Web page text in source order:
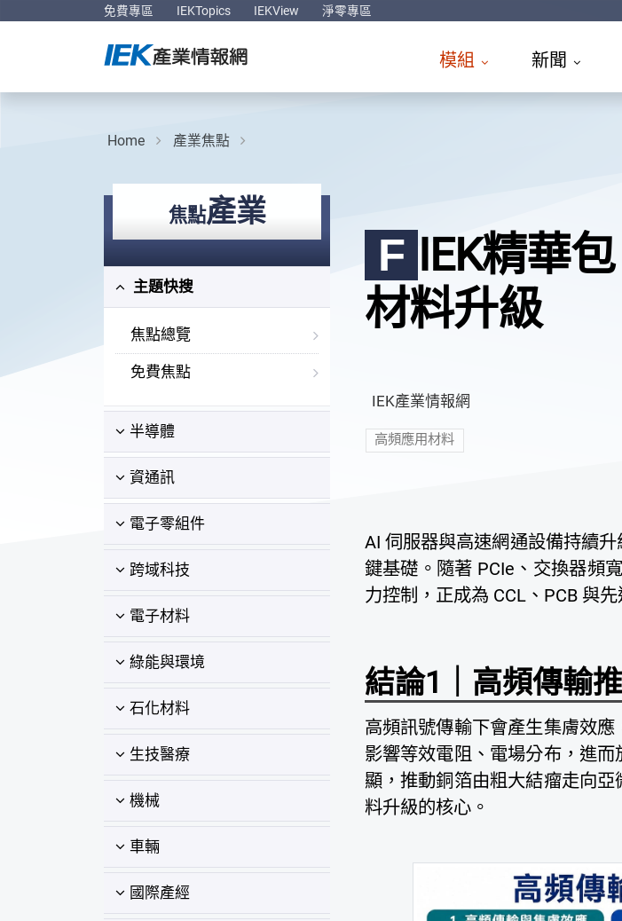
免費專區 IEKTopics IEKView 淨零專區
模組 新聞
Home 產業焦點
焦點產業
主題快搜
焦點總覽
免費焦點
半導體
資通訊
電子零組件
跨域科技
電子材料
綠能與環境
石化材料
生技醫療
機械
車輛
國際產經
F IEK精華
材料升級
IEK產業情報網
高頻應用材料
AI 伺服器與高速網通設備持續
鍵基礎。隨著 PCIe、交換器頻
力控制，正成為 CCL、PCB 與
結論1｜高頻傳輸
高頻訊號傳輸下會產生集膚效
影響等效電阻、電場分布，進
顯，推動銅箔由粗大結瘤走向
料升級的核心。